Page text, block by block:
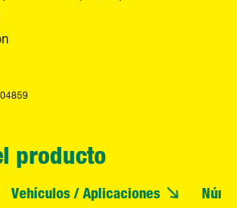
producto
Vehículos / Aplicaciones